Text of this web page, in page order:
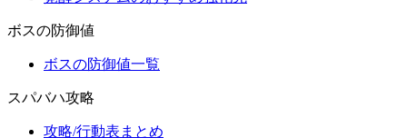
ボスの防御値
ボスの防御値一覧
スパバハ攻略
攻略/行動表まとめ